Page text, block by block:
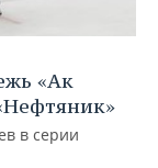
«Ак
в серии